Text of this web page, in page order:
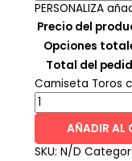
PERSONALIZA
Precio del
Opciones
Total del
Camiseta Toros
AÑADIR AL
SKU: N/D